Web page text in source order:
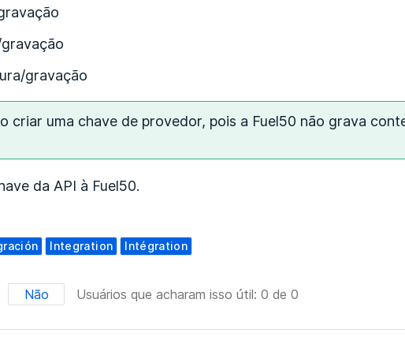
gravação
criar uma chave de provedor, pois a Fuel50 não grava
da API à Fuel50.
Integration Intégration
Não Usuários que acharam isso útil: 0 de 0